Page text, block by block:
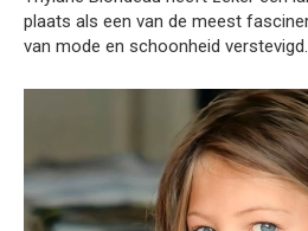
plaats als een van de meest
van mode en schoonheid verstevigd.